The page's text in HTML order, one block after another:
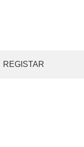
REGISTAR